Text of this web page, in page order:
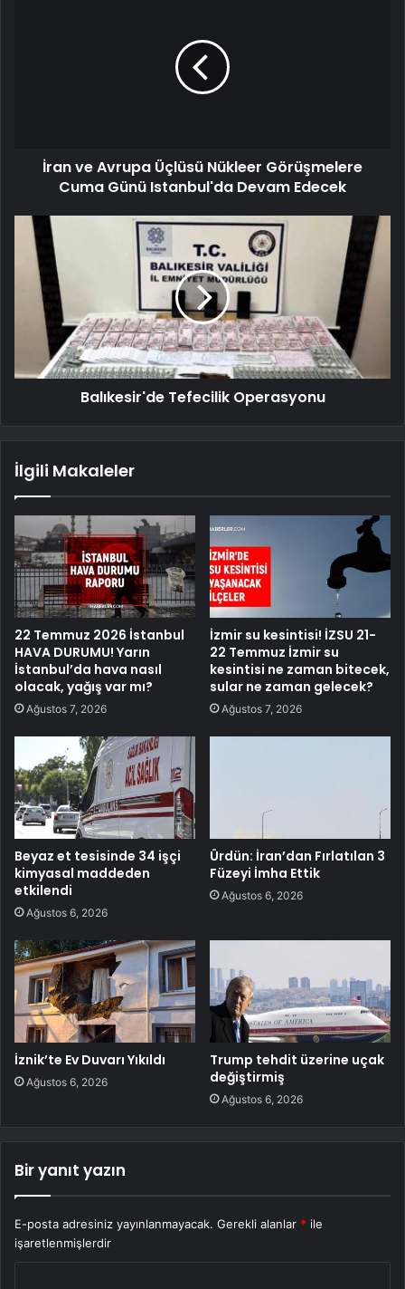
İran ve Avrupa Üçlüsü Nükleer Görüşmelere
Cuma Günü Istanbul'da Devam Edecek
Balıkesir'de Tefecilik Operasyonu
İlgili Makaleler
22 Temmuz 2026 İstanbul
HAVA DURUMU! Yarın
İstanbul’da hava nasıl
olacak, yağış var mı?
Ağustos 7, 2026
İzmir su kesintisi! İZSU 21-
22 Temmuz İzmir su
kesintisi ne zaman bitecek,
sular ne zaman gelecek?
Ağustos 7, 2026
Beyaz et tesisinde 34 işçi
kimyasal maddeden
etkilendi
Ağustos 6, 2026
Ürdün: İran’dan Fırlatılan 3
Füzeyi İmha Ettik
Ağustos 6, 2026
İznik’te Ev Duvarı Yıkıldı
Ağustos 6, 2026
Trump tehdit üzerine uçak
değiştirmiş
Ağustos 6, 2026
Bir yanıt yazın
E-posta adresiniz yayınlanmayacak. Gerekli alanlar * ile
işaretlenmişlerdir